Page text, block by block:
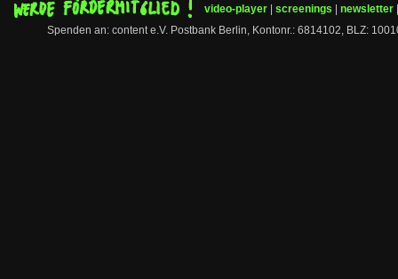
video-player screenings newsletter
Spenden an: content e.V. Postbank Berlin, Kontonr.: 6814102, BLZ: